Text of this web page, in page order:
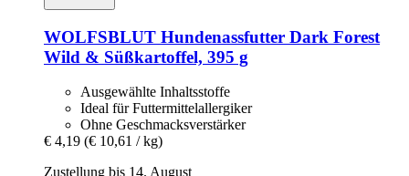
WOLFSBLUT Hundenassfutter Dark Forest
Wild & Süßkartoffel, 395 g
Ausgewählte Inhaltsstoffe
Ideal für Futtermittelallergiker
Ohne Geschmacksverstärker
€ 4,19 (€ 10,61 / kg)
Zustellung bis 14. August